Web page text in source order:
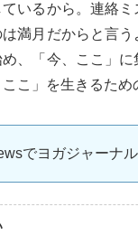
いるから。連絡
満月だからと言
、「今、ここ」
こ」を生きるた
でヨガジャーナ